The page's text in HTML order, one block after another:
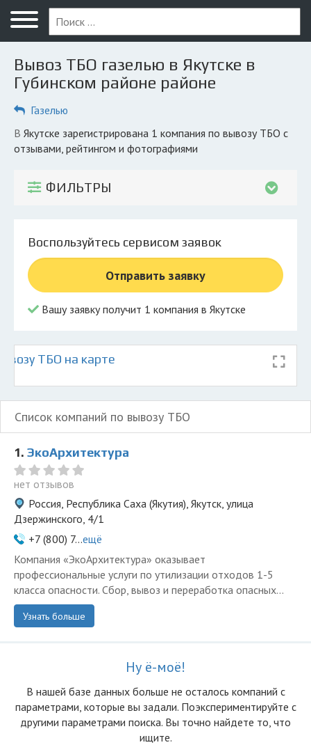
Меню
Главная
Вопрос юристу
Компании
Экоблог
© 2026 Все права защищены
Вывоз ТБО газелью в Якутске в
Губинском районе районе
Газелью
в Якутске зарегистрирована 1 компания по вывозу ТБО с
отзывами, рейтингом и фотографиями
ФИЛЬТРЫ
Воспользуйтесь сервисом заявок
Отправить заявку
Вашу заявку получит 1 компания в Якутске
ТБО на карте
Список компаний по вывозу ТБО
1. ЭкоАрхитектура
нет отзывов
Россия, Республика Саха (Якутия), Якутск, улица
Дзержинского, 4/1
+7 (800) 7...ещё
Компания «ЭкоАрхитектура» оказывает
профессиональные услуги по утилизации отходов 1-5
класса опасности. Сбор, вывоз и переработка опасных...
Узнать больше
Ну ё-моё!
В нашей базе данных больше не осталоcь компаний с
параметрами, которые вы задали. Поэкспериментируйте с
другими параметрами поиска. Вы точно найдете то, что
ищите.